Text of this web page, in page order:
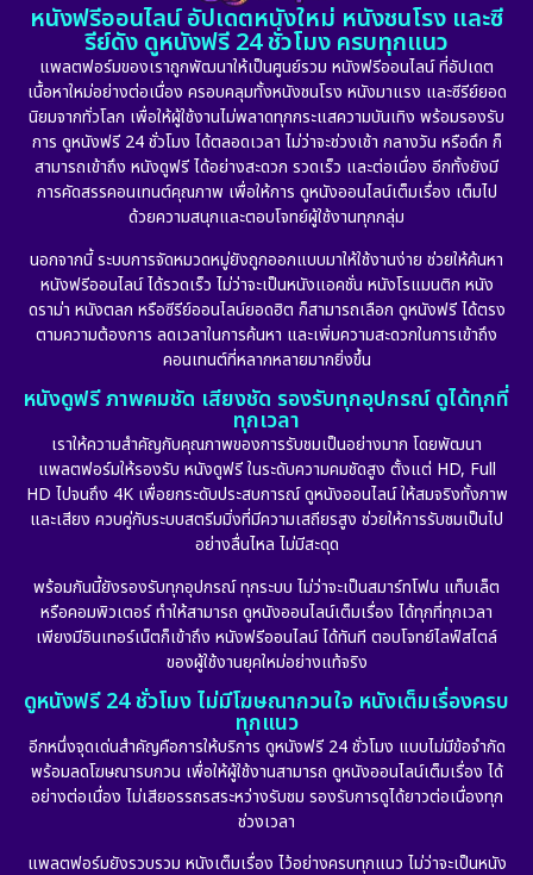
หนังฟรีออนไลน์ อัปเดตหนังใหม่ หนังชนโรง และซี
รีย์ดัง ดูหนังฟรี 24 ชั่วโมง ครบทุกแนว
แพลตฟอร์มของเราถูกพัฒนาให้เป็นศูนย์รวม หนังฟรีออนไลน์ ที่อัปเดต
เนื้อหาใหม่อย่างต่อเนื่อง ครอบคลุมทั้งหนังชนโรง หนังมาแรง และซีรีย์ยอด
นิยมจากทั่วโลก เพื่อให้ผู้ใช้งานไม่พลาดทุกกระแสความบันเทิง พร้อมรองรับ
การ ดูหนังฟรี 24 ชั่วโมง ได้ตลอดเวลา ไม่ว่าจะช่วงเช้า กลางวัน หรือดึก ก็
สามารถเข้าถึง หนังดูฟรี ได้อย่างสะดวก รวดเร็ว และต่อเนื่อง อีกทั้งยังมี
การคัดสรรคอนเทนต์คุณภาพ เพื่อให้การ ดูหนังออนไลน์เต็มเรื่อง เต็มไป
ด้วยความสนุกและตอบโจทย์ผู้ใช้งานทุกกลุ่ม
นอกจากนี้ ระบบการจัดหมวดหมู่ยังถูกออกแบบมาให้ใช้งานง่าย ช่วยให้ค้นหา
หนังฟรีออนไลน์ ได้รวดเร็ว ไม่ว่าจะเป็นหนังแอคชั่น หนังโรแมนติก หนัง
ดราม่า หนังตลก หรือซีรีย์ออนไลน์ยอดฮิต ก็สามารถเลือก ดูหนังฟรี ได้ตรง
ตามความต้องการ ลดเวลาในการค้นหา และเพิ่มความสะดวกในการเข้าถึง
คอนเทนต์ที่หลากหลายมากยิ่งขึ้น
หนังดูฟรี ภาพคมชัด เสียงชัด รองรับทุกอุปกรณ์ ดูได้ทุกที่
ทุกเวลา
เราให้ความสำคัญกับคุณภาพของการรับชมเป็นอย่างมาก โดยพัฒนา
แพลตฟอร์มให้รองรับ หนังดูฟรี ในระดับความคมชัดสูง ตั้งแต่ HD, Full
HD ไปจนถึง 4K เพื่อยกระดับประสบการณ์ ดูหนังออนไลน์ ให้สมจริงทั้งภาพ
และเสียง ควบคู่กับระบบสตรีมมิ่งที่มีความเสถียรสูง ช่วยให้การรับชมเป็นไป
อย่างลื่นไหล ไม่มีสะดุด
พร้อมกันนี้ยังรองรับทุกอุปกรณ์ ทุกระบบ ไม่ว่าจะเป็นสมาร์ทโฟน แท็บเล็ต
หรือคอมพิวเตอร์ ทำให้สามารถ ดูหนังออนไลน์เต็มเรื่อง ได้ทุกที่ทุกเวลา
เพียงมีอินเทอร์เน็ตก็เข้าถึง หนังฟรีออนไลน์ ได้ทันที ตอบโจทย์ไลฟ์สไตล์
ของผู้ใช้งานยุคใหม่อย่างแท้จริง
ดูหนังฟรี 24 ชั่วโมง ไม่มีโฆษณากวนใจ หนังเต็มเรื่องครบ
ทุกแนว
อีกหนึ่งจุดเด่นสำคัญคือการให้บริการ ดูหนังฟรี 24 ชั่วโมง แบบไม่มีข้อจำกัด
พร้อมลดโฆษณารบกวน เพื่อให้ผู้ใช้งานสามารถ ดูหนังออนไลน์เต็มเรื่อง ได้
อย่างต่อเนื่อง ไม่เสียอรรถรสระหว่างรับชม รองรับการดูได้ยาวต่อเนื่องทุก
ช่วงเวลา
แพลตฟอร์มยังรวบรวม หนังเต็มเรื่อง ไว้อย่างครบทุกแนว ไม่ว่าจะเป็นหนัง